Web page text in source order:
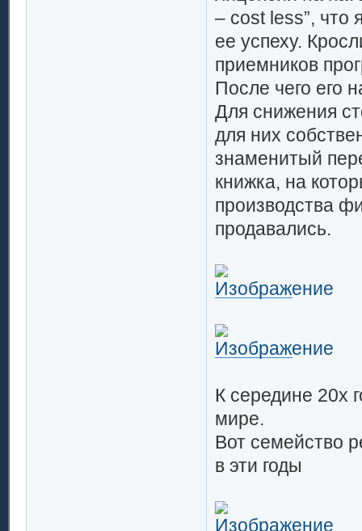
– cost less”, что
ее успеху.
приемников
После чего его
Для снижения
для них
знаменитый
книжка, на
производства
продавались.
К середине 20х
мире.
Вот семейство
в эти годы